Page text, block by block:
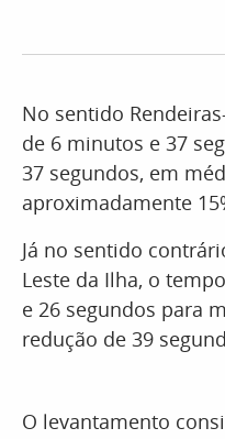
No sentido
de 6 minutos e 37
37 segundos, em
aproximadamente
Já no sentido
Leste da Ilha, o
e 26 segundos para
redução de 39
O levantamento